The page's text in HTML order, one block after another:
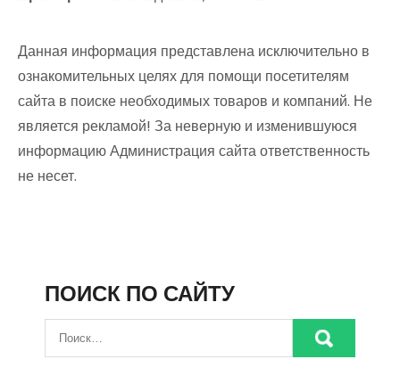
Данная информация представлена исключительно в
ознакомительных целях для помощи посетителям
сайта в поиске необходимых товаров и компаний. Не
является рекламой! За неверную и изменившуюся
информацию Администрация сайта ответственность
не несет.
ПОИСК ПО САЙТУ